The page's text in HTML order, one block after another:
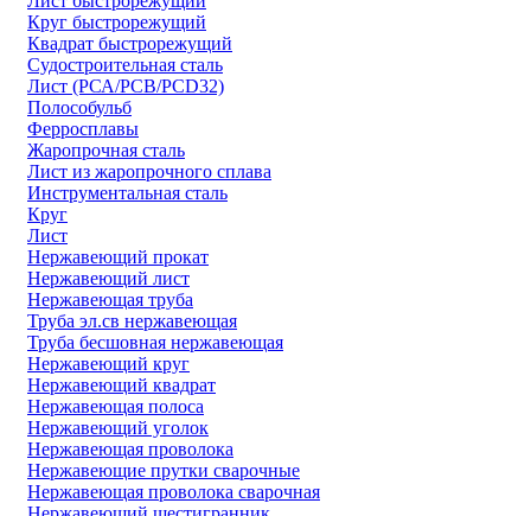
Круг быстрорежущий
Квадрат быстрорежущий
Судостроительная сталь
Лист (РСА/РСВ/РСD32)
Полособульб
Ферросплавы
Жаропрочная сталь
Лист из жаропрочного сплава
Инструментальная сталь
Круг
Лист
Нержавеющий прокат
Нержавеющий лист
Нержавеющая труба
Труба эл.св нержавеющая
Труба бесшовная нержавеющая
Нержавеющий круг
Нержавеющий квадрат
Нержавеющая полоса
Нержавеющий уголок
Нержавеющая проволока
Нержавеющие прутки сварочные
Нержавеющая проволока сварочная